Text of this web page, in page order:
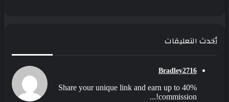
أحدث التعليقات
Bradley2716
Share your unique link and earn up to 40%
commission!...